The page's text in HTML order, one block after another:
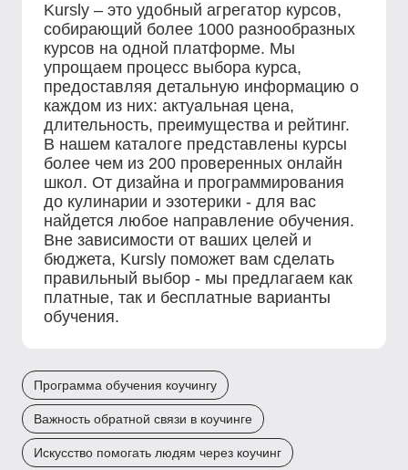
Kursly – это удобный агрегатор курсов,
собирающий более 1000 разнообразных
курсов на одной платформе. Мы
упрощаем процесс выбора курса,
предоставляя детальную информацию о
каждом из них: актуальная цена,
длительность, преимущества и рейтинг.
В нашем каталоге представлены курсы
более чем из 200 проверенных онлайн
школ. От дизайна и программирования
до кулинарии и эзотерики - для вас
найдется любое направление обучения.
Вне зависимости от ваших целей и
бюджета, Kursly поможет вам сделать
правильный выбор - мы предлагаем как
платные, так и бесплатные варианты
обучения.
Программа обучения коучингу
Важность обратной связи в коучинге
Искусство помогать людям через коучинг